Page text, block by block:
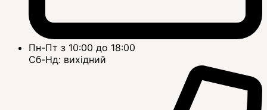
Пн-Пт з 10:00 до 18:00
Сб-Нд: вихідний